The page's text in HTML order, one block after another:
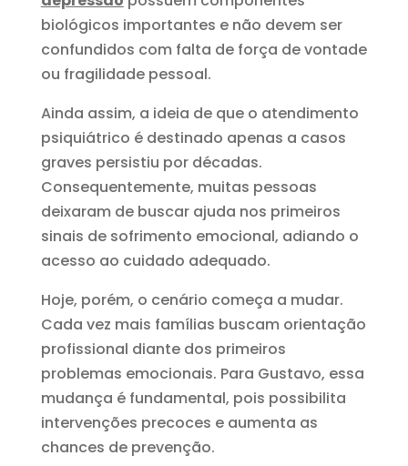
biológicos importantes e não devem ser
confundidos com falta de força de vontade
ou fragilidade pessoal.
Ainda assim, a ideia de que o atendimento
psiquiátrico é destinado apenas a casos
graves persistiu por décadas.
Consequentemente, muitas pessoas
deixaram de buscar ajuda nos primeiros
sinais de sofrimento emocional, adiando o
acesso ao cuidado adequado.
Hoje, porém, o cenário começa a mudar.
Cada vez mais famílias buscam orientação
profissional diante dos primeiros
problemas emocionais. Para Gustavo, essa
mudança é fundamental, pois possibilita
intervenções precoces e aumenta as
chances de prevenção.